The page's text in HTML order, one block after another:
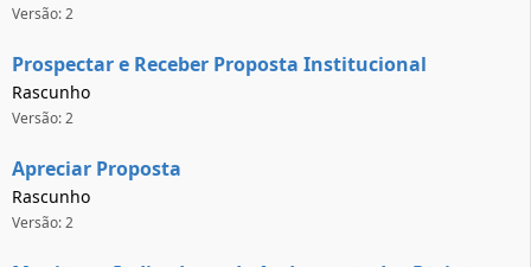
Versão: 2
Prospectar e Receber Proposta Institucional
Rascunho
Versão: 2
Apreciar Proposta
Rascunho
Versão: 2